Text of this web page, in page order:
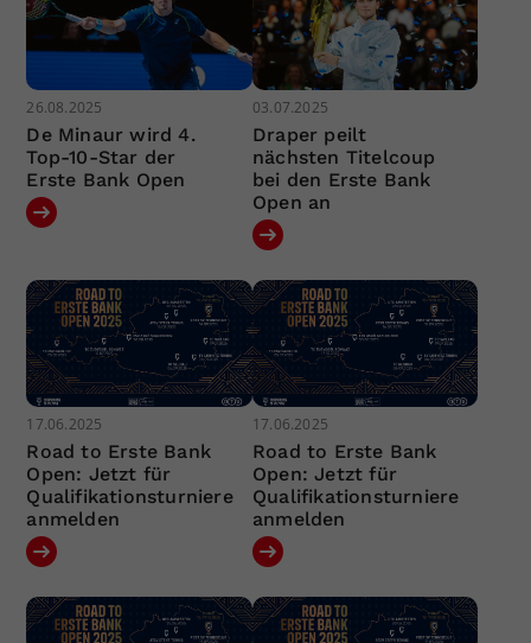
26.08.2025
De Minaur wird 4.
Top-10-Star der
Erste Bank Open
03.07.2025
Draper peilt
nächsten Titelcoup
bei den Erste Bank
Open an
17.06.2025
Road to Erste Bank
Open: Jetzt für
Qualifikationsturniere
anmelden
17.06.2025
Road to Erste Bank
Open: Jetzt für
Qualifikationsturniere
anmelden